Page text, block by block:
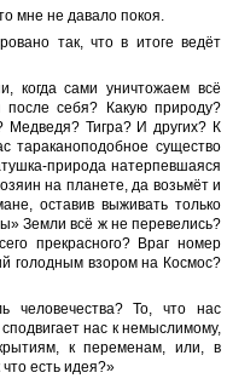
мне не давало покоя.
так, что в итоге ведёт
когда сами уничтожаем всё
себя? Какую природу?
Медведя? Тигра? И других? К
тараканоподобное существо
природа натерпевшаяся
на планете, да возьмёт и
оставив выживать только
Земли всё ж не перевелись?
прекрасного? Враг номер
голодным взором на Космос?
человечества? То, что нас
нас к немыслимому,
к переменам, или, в
есть идея?»